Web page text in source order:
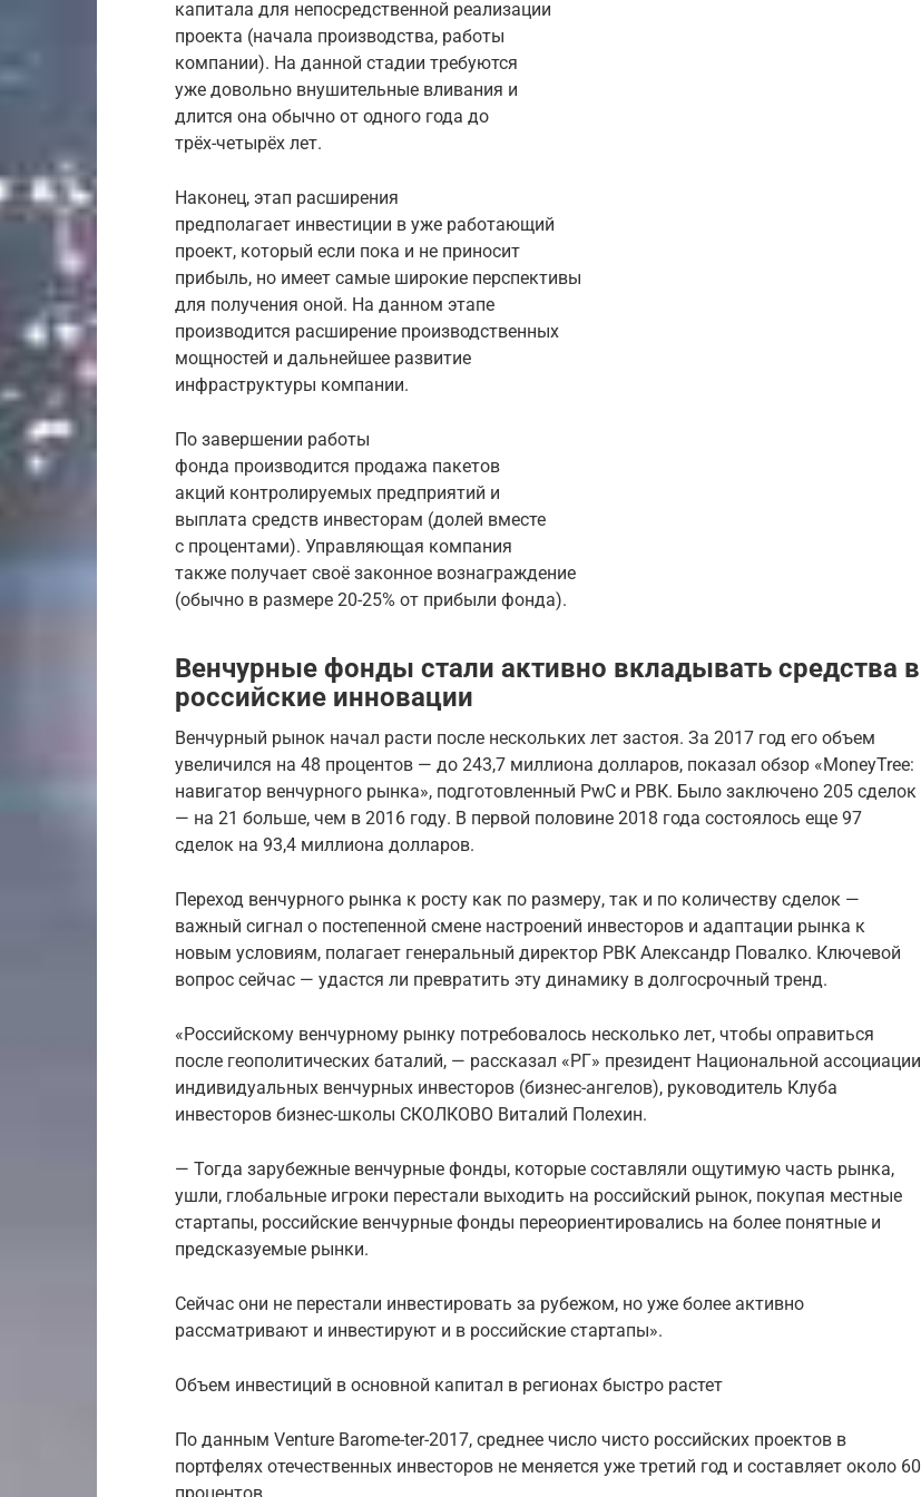
капитала для непосредственной реализации
проекта (начала производства, работы
компании). На данной стадии требуются
уже довольно внушительные вливания и
длится она обычно от одного года до
трёх-четырёх лет.
Наконец, этап расширения
предполагает инвестиции в уже работающий
проект, который если пока и не приносит
прибыль, но имеет самые широкие перспективы
для получения оной. На данном этапе
производится расширение производственных
мощностей и дальнейшее развитие
инфраструктуры компании.
По завершении работы
фонда производится продажа пакетов
акций контролируемых предприятий и
выплата средств инвесторам (долей вместе
с процентами). Управляющая компания
также получает своё законное вознаграждение
(обычно в размере 20-25% от прибыли фонда).
Венчурные фонды стали активно вкладывать средства в
российские инновации
Венчурный рынок начал расти после нескольких лет застоя. За 2017 год его объем
увеличился на 48 процентов — до 243,7 миллиона долларов, показал обзор «MoneyTree:
навигатор венчурного рынка», подготовленный PwC и РВК. Было заключено 205 сделок
— на 21 больше, чем в 2016 году. В первой половине 2018 года состоялось еще 97
сделок на 93,4 миллиона долларов.
Переход венчурного рынка к росту как по размеру, так и по количеству сделок —
важный сигнал о постепенной смене настроений инвесторов и адаптации рынка к
новым условиям, полагает генеральный директор РВК Александр Повалко. Ключевой
вопрос сейчас — удастся ли превратить эту динамику в долгосрочный тренд.
«Российскому венчурному рынку потребовалось несколько лет, чтобы оправиться
после геополитических баталий, — рассказал «РГ» президент Национальной ассоциации
индивидуальных венчурных инвесторов (бизнес-ангелов), руководитель Клуба
инвесторов бизнес-школы СКОЛКОВО Виталий Полехин.
— Тогда зарубежные венчурные фонды, которые составляли ощутимую часть рынка,
ушли, глобальные игроки перестали выходить на российский рынок, покупая местные
стартапы, российские венчурные фонды переориентировались на более понятные и
предсказуемые рынки.
Сейчас они не перестали инвестировать за рубежом, но уже более активно
рассматривают и инвестируют и в российские стартапы».
Объем инвестиций в основной капитал в регионах быстро растет
По данным Venture Barome-ter-2017, среднее число чисто российских проектов в
портфелях отечественных инвесторов не меняется уже третий год и составляет около 60